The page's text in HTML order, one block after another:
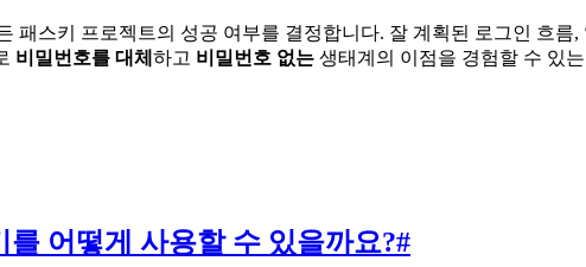
패스키 프로젝트의 성공 여부를 결정합니다. 잘 계획된 로그인 흐
비밀번호를 대체 하고 비밀번호 없는 생태계의 이점을 경험할 수 있
어떻게 사용할 수 있을까요?#